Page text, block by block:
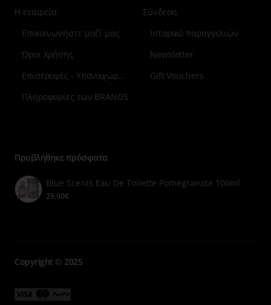
7
Η εταιρεία
Επικοινωνήστε μαζί μας
Όροι Χρήσης
Επιστροφές - Υπαναχώρηση
Πληροφορίες των BRANDS
Σύνδεση
Ιστορικό παραγγελιών
Newsletter
Gift Vouchers
Προβλήθηκε πρόσφατα
Blue Scents Eau De Toilette Pomegranate 100ml
29,90€
Copyright © 2025